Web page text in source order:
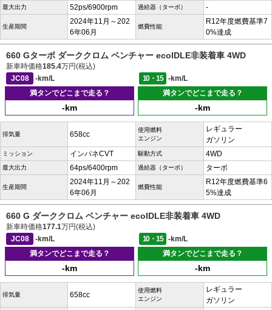
最大出力 52ps/6900rpm 過給器（ターボ） -
生産期間
2024年11月～202
6年06月
燃費性能
R12年度燃費基準7
0%達成
660 Gターボ ダーククロム ベンチャー ecoIDLE非装着車 4WD
新車時価格185.4万円(税込)
JC08
-km/L 10・15
-km/L
満タンでどこまで走る？
-km
満タンでどこまで走る？
-km
排気量 658cc
使用燃料
エンジン
レギュラー
ガソリン
ミッション インパネCVT 駆動方式 4WD
最大出力 64ps/6400rpm 過給器（ターボ） ターボ
生産期間
2024年11月～202
6年06月
燃費性能
R12年度燃費基準6
5%達成
660 G ダーククロム ベンチャー ecoIDLE非装着車 4WD
新車時価格177.1万円(税込)
JC08
-km/L 10・15
-km/L
満タンでどこまで走る？
-km
満タンでどこまで走る？
-km
排気量 658cc
使用燃料
エンジン
レギュラー
ガソリン